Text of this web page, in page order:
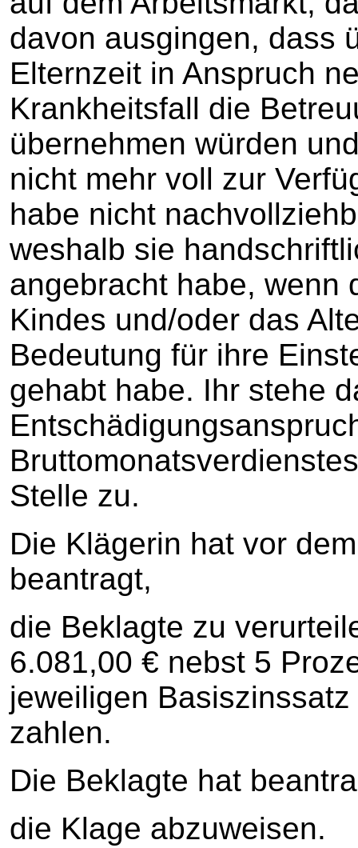
davon ausgingen, dass
Elternzeit in Anspruch
Krankheitsfall die
übernehmen würden
nicht mehr voll zur
habe nicht
weshalb sie
angebracht habe, wenn
Kindes und/oder das
Bedeutung für ihre
gehabt habe. Ihr stehe
Stelle zu.
Die Klägerin hat vor
beantragt,
die Beklagte zu
6.081,00 € nebst 5
jeweiligen
zahlen.
Die Beklagte hat
die Klage abzuweisen.